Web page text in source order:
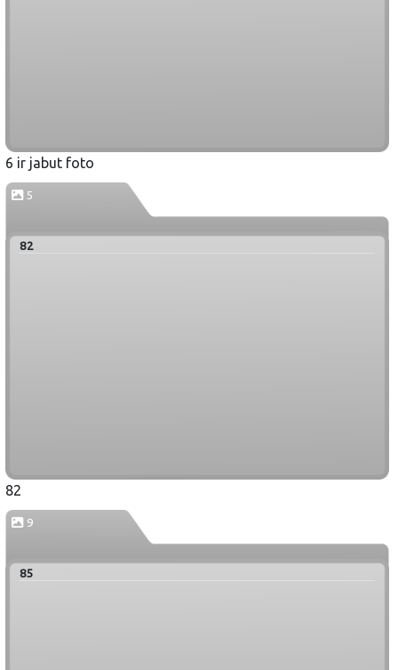
6 ir jabut foto
5
82
82
9
85